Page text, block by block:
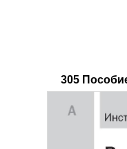
305